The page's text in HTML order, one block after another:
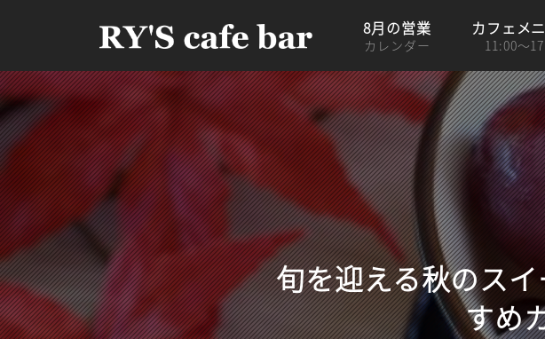
8月の営業
カレンダー
カフェメ
11:00～
旬を迎える秋のス
すめ